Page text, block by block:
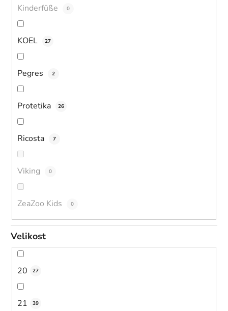
Kinderfüße 0
KOEL 27
Pegres 2
Protetika 26
Ricosta 7
Viking 0
ZeaZoo Kids 0
Velikost
20 27
21 39